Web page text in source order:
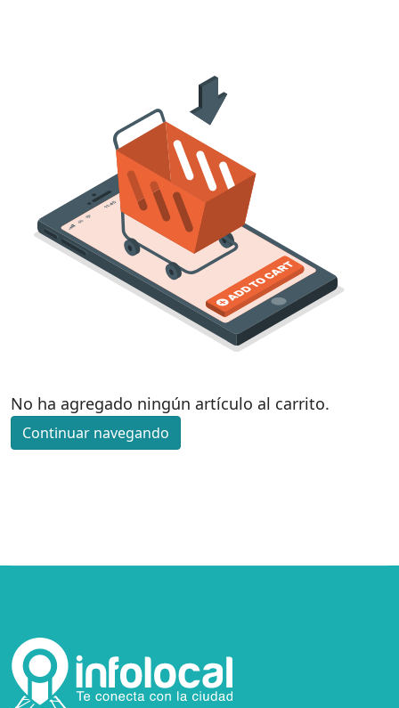
No ha agregado ningún artículo al carrito.
Continuar navegando